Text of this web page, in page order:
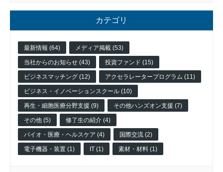
入
居
企
業
投
資
先
カテゴリ
最新情報 (64) メディア掲載 (53)
当社からのお知らせ (43) 投資ファンド (15)
ビジネスマッチング (12) アクセラレータープログラム (11)
ビジネス・イノベーションスクール (10)
再生・細胞医療分野支援 (9) その他ハンズオン支援 (7)
その他 (5) 修了生の紹介 (4)
バイオ・医療・ヘルスケア (4) 国際交流 (2)
電子機器・装置 (1) IT (1) 素材・材料 (1)